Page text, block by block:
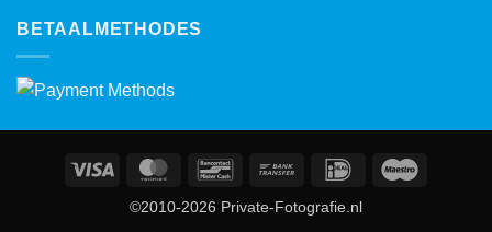
BETAALMETHODES
Visa MasterCardBancontactBank
IDeal
©2010-2026 Private-Fotografie.nl